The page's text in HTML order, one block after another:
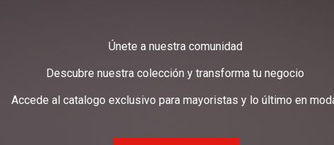
Únete a nuestra comunidad
Descubre nuestra colección y transforma tu negocio
Accede al catalogo exclusivo para mayoristas y lo último en